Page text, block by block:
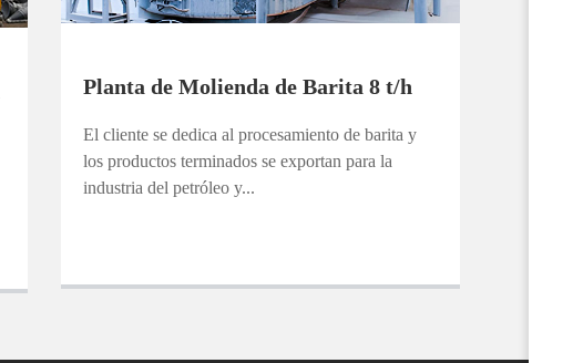
Planta de Molienda de Barita 8 t/h
El cliente se dedica al procesamiento de barita y
los productos terminados se exportan para la
industria del petróleo y...